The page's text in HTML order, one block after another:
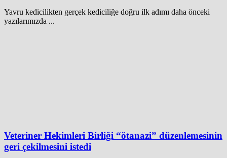
Yavru kedicilikten gerçek kediciliğe doğru ilk adımı daha önceki
yazılarımızda ...
Veteriner Hekimleri Birliği “ötanazi” düzenlemesinin
geri çekilmesini istedi